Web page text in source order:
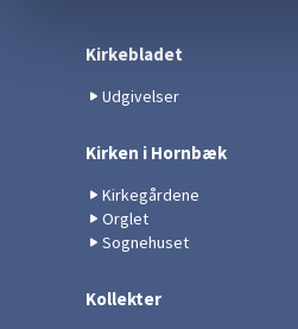
Kirkebladet
Udgivelser
Kirken i Hornbæk
Kirkegårdene
Orglet
Sognehuset
Kollekter